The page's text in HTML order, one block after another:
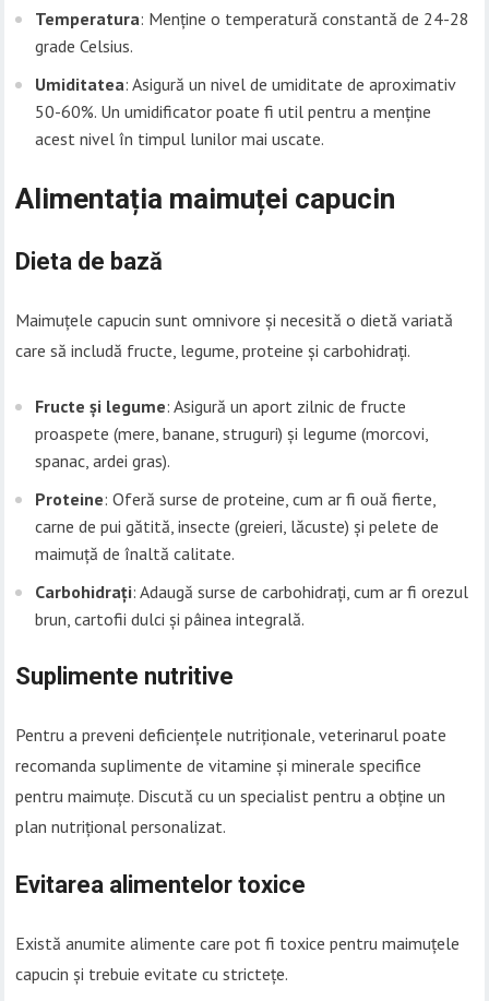
Temperatura: Menține o temperatură constantă de 24-28
grade Celsius.
Umiditatea: Asigură un nivel de umiditate de aproximativ
50-60%. Un umidificator poate fi util pentru a menține
acest nivel în timpul lunilor mai uscate.
Alimentația maimuței capucin
Dieta de bază
Maimuțele capucin sunt omnivore și necesită o dietă variată
care să includă fructe, legume, proteine și carbohidrați.
Fructe și legume: Asigură un aport zilnic de fructe
proaspete (mere, banane, struguri) și legume (morcovi,
spanac, ardei gras).
Proteine: Oferă surse de proteine, cum ar fi ouă fierte,
carne de pui gătită, insecte (greieri, lăcuste) și pelete de
maimuță de înaltă calitate.
Carbohidrați: Adaugă surse de carbohidrați, cum ar fi orezul
brun, cartofii dulci și pâinea integrală.
Suplimente nutritive
Pentru a preveni deficiențele nutriționale, veterinarul poate
recomanda suplimente de vitamine și minerale specifice
pentru maimuțe. Discută cu un specialist pentru a obține un
plan nutrițional personalizat.
Evitarea alimentelor toxice
Există anumite alimente care pot fi toxice pentru maimuțele
capucin și trebuie evitate cu strictețe.